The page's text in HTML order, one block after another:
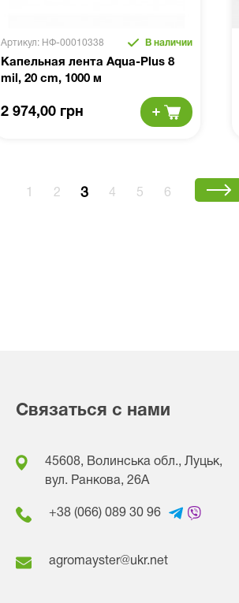
Артикул: НФ-00010338 В наличии
Капельная лента Aqua-Plus 8
mil, 20 cm, 1000 м
2 974,00 грн
2 3 4 5 6
Связаться с нами
45608, Волинська обл., Луцьк,
вул. Ранкова, 26A
+38 (066) 089 30 96
agromayster@ukr.net